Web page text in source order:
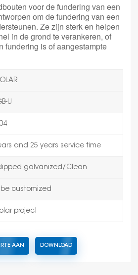
voor de fundering van een
om de fundering van een
Ze zijn sterk en helpen
in de grond te verankeren, of
fundering is of aangestampte
U
and 25 years service time
galvanized/Clean
customized
project
AAN DOWNLOAD